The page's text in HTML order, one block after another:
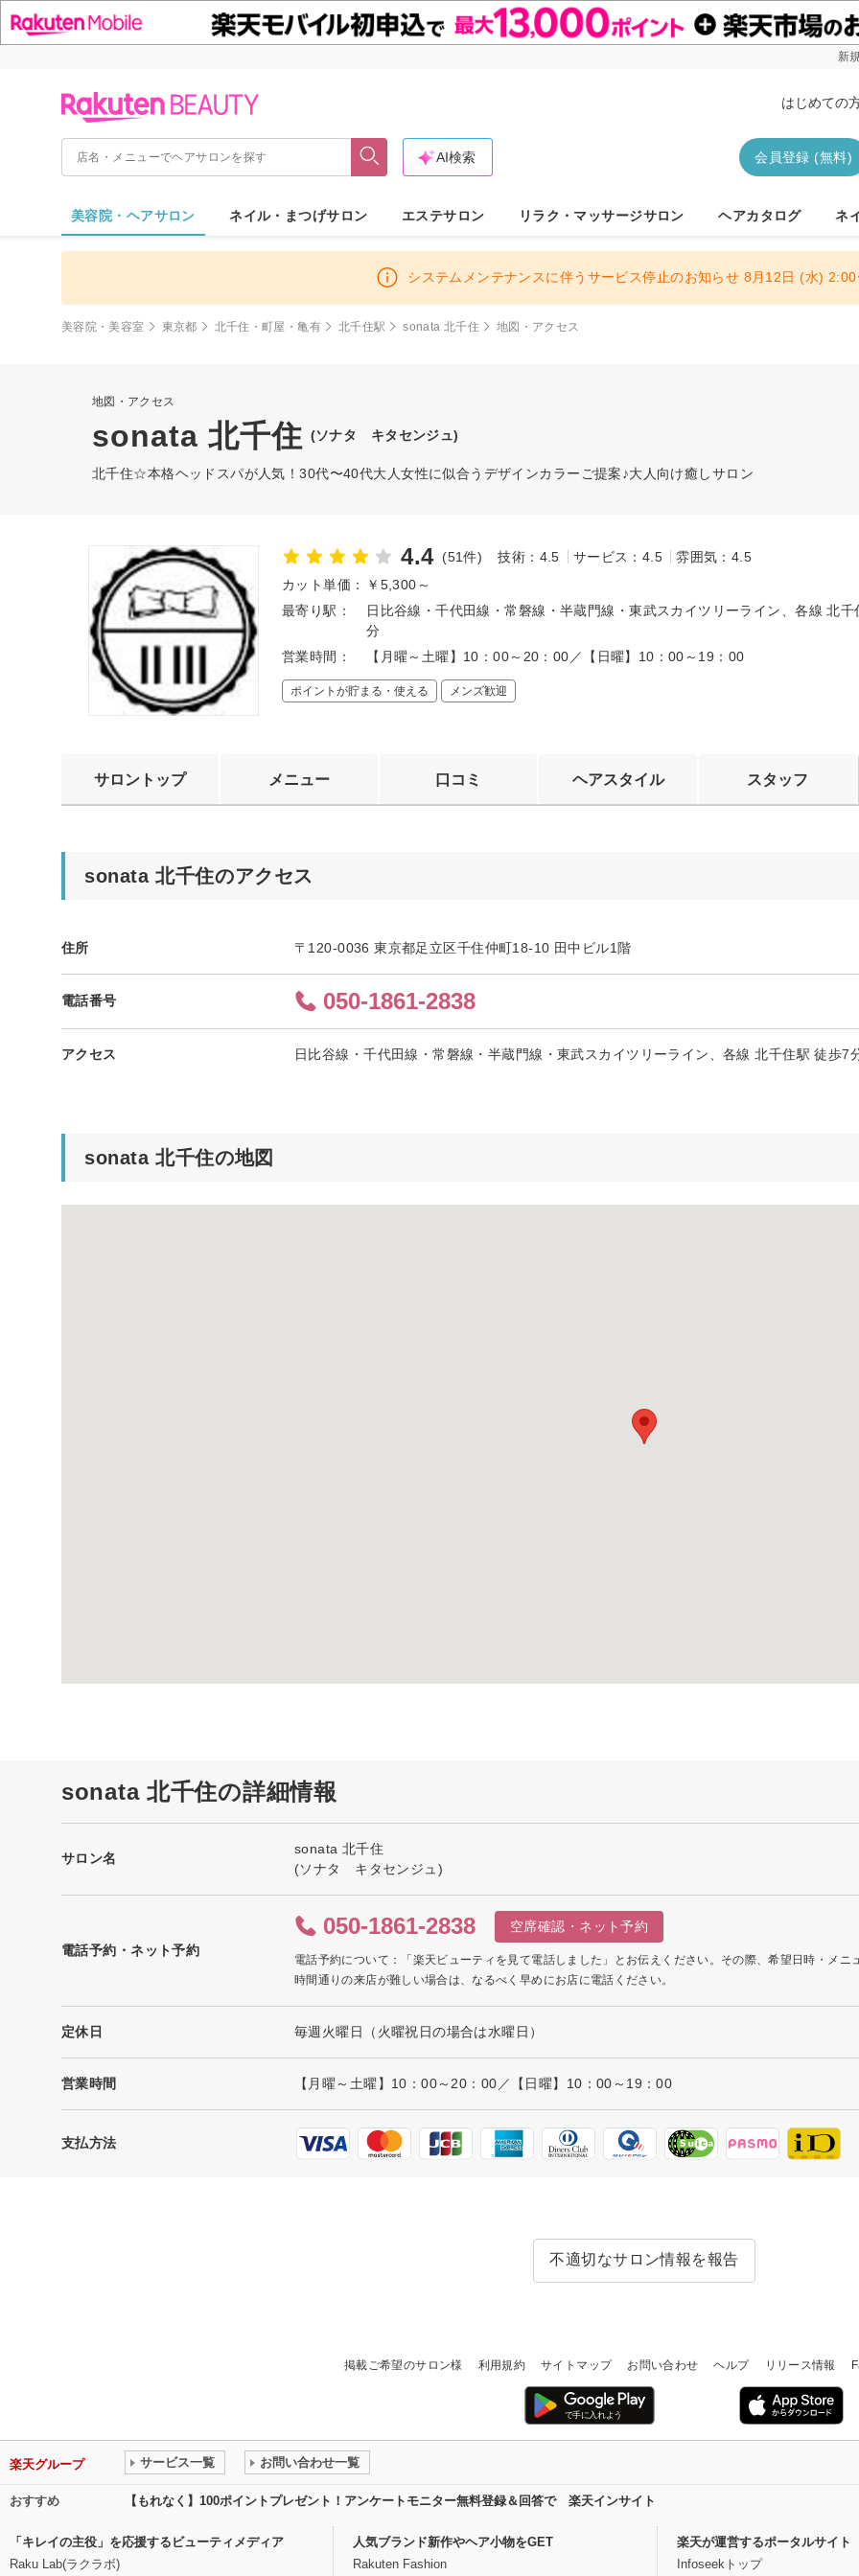
新
はじめての
会員登録 (無料)
AI検索
美容院・ヘアサロン ネイル・まつげサロン エステサロン リラク・マッサージサロン ヘアカタログ ネ
システムメンテナンスに伴うサービス停止のお知らせ 8月12日 (水)
美容院・美容室 東京都 北千住・町屋・亀有 北千住駅 sonata 北千住 地図・アクセス
地図・アクセス
sonata 北千住 (ソナタ キタセンジュ)
北千住☆本格ヘッドスパが人気！30代〜40代大人女性に似合うデザインカラーご提案♪大人向け癒しサロン
4.4 (51件) 技術：4.5 サービス：4.5
雰囲気：4.5
カット単価：
￥5,300～
最寄り駅：
日比谷線・千代田線・常磐線・半蔵門線・東武スカイツリーライン、各線 北
分
営業時間：
【月曜～土曜】10：00～20：00／【日曜】10：00～19：00
ポイントが貯まる・使える メンズ歓迎
サロントップ メニュー 口コミ ヘアスタイル スタッフ
sonata 北千住のアクセス
住所 〒120-0036 東京都足立区千住仲町18-10 田中ビル1階
電話番号 050-1861-2838
アクセス 日比谷線・千代田線・常磐線・半蔵門線・東武スカイツリーライン、各線 北千住駅 徒歩7
sonata 北千住の地図
sonata 北千住の詳細情報
サロン名
sonata 北千住
(ソナタ キタセンジュ)
電話予約・ネット予約
050-1861-2838 空席確認・ネット予約
電話予約について：「楽天ビューティを見て電話しました」とお伝えください。その際、希望日時・メ
時間通りの来店が難しい場合は、なるべく早めにお店に電話ください。
定休日 毎週火曜日（火曜祝日の場合は水曜日）
営業時間 【月曜～土曜】10：00～20：00／【日曜】10：00～19：00
支払方法
不適切なサロン情報を報告
掲載ご希望のサロン様 利用規約 サイトマップ お問い合わせ ヘルプ リリース情報
楽天グループ サービス一覧 お問い合わせ一覧
おすすめ 【もれなく】100ポイントプレゼント！アンケートモニター無料登録＆回答で 楽天インサイト
「キレイの主役」を応援するビューティメディア
Raku Lab(ラクラボ)
人気ブランド新作やヘア小物をGET
Rakuten Fashion
楽天が運営するポータルサイト
Infoseekトップ